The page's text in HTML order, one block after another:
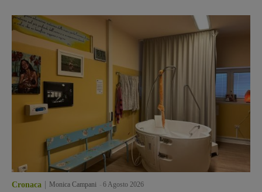
Cronaca Monica Campani 6 Agosto 2026